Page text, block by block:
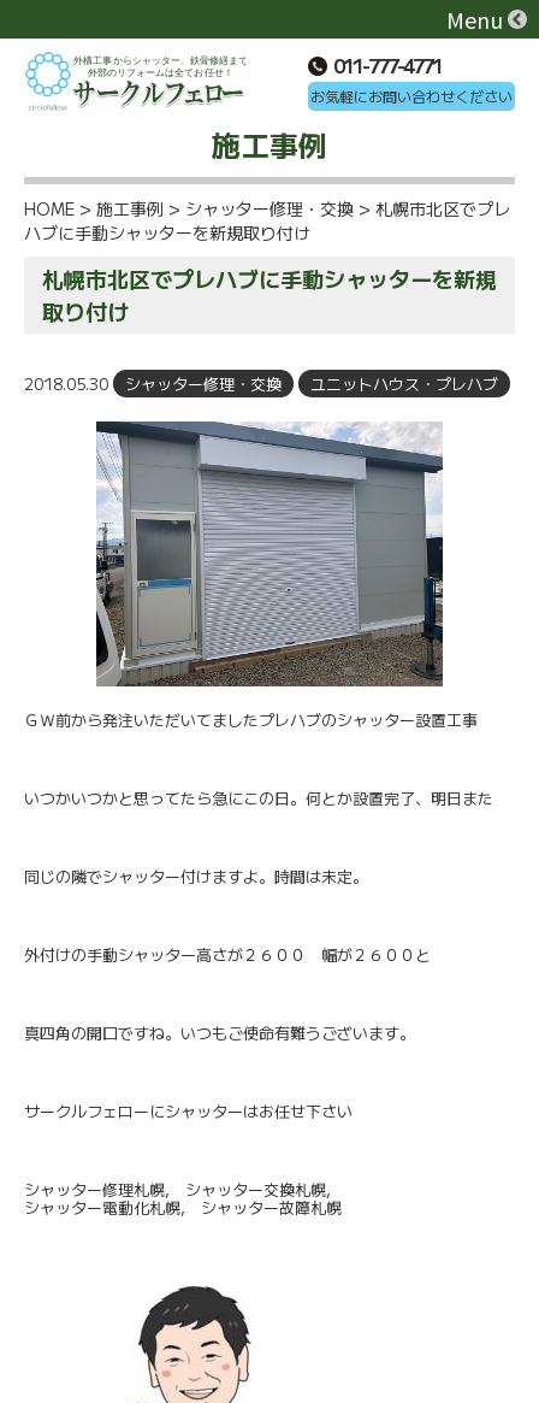
Menu
011-777-4771
お気軽にお問い合わせください
施工事例
HOME > 施工事例 > シャッター修理・交換 > 札幌市北区でプレ
ハブに手動シャッターを新規取り付け
札幌市北区でプレハブに手動シャッターを新規
取り付け
2018.05.30 シャッター修理・交換 ユニットハウス・プレハブ
ＧＷ前から発注いただいてましたプレハブのシャッター設置工事
いつかいつかと思ってたら急にこの日。何とか設置完了、明日また
同じの隣でシャッター付けますよ。時間は未定。
外付けの手動シャッター高さが２６００ 幅が２６００と
真四角の開口ですね。いつもご使命有難うございます。
サークルフェローにシャッターはお任せ下さい
シャッター修理札幌, シャッター交換札幌,
シャッター電動化札幌, シャッター故障札幌